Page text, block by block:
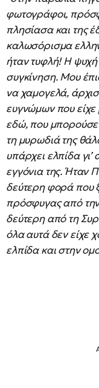
φωτογράφοι,
πλησίασα και της
καλωσόρισμα
ήταν τυφλή! Η
συγκίνηση. Μου
να χαμογελά,
ευγνώμων που
εδώ, που μπορούσε
τη μυρωδιά της
υπάρχει ελπίδα γι’
εγγόνια της. Ήταν
δεύτερη φορά που
πρόσφυγας από την
δεύτερη από τη
όλα αυτά δεν είχε
ελπίδα και στην